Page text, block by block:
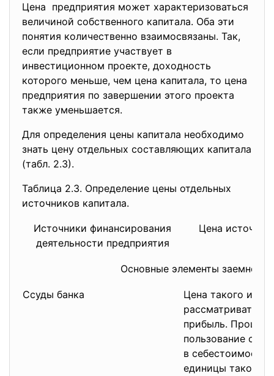
Цена предприятия может характеризоваться
величиной собственного капитала. Оба эти
понятия количественно взаимосвязаны. Так,
если предприятие участвует в
инвестиционном проекте, доходность
которого меньше, чем цена капитала, то цена
предприятия по завершении этого проекта
также уменьшается.
Для определения цены капитала необходимо
знать цену отдельных составляющих капитала
(табл. 2.3).
Таблица 2.3. Определение цены отдельных
источников капитала.
Источники финансирования
деятельности предприятия
Цена
Основные элементы заемного
Ссуды банка
Цена такого
прибыль.
пользование
в себестоимость
единицы такого